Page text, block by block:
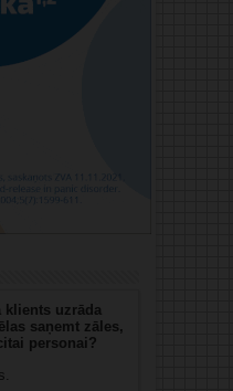
klients uzrāda
saņemt zāles,
personai?